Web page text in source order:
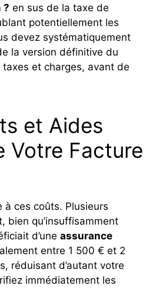
? en sus de la taxe de
potentiellement les
devez systématiquement
la version définitive du
et charges, avant de
et Aides
Votre Facture
à ces coûts. Plusieurs
bien qu’insuffisamment
d’une assurance
entre 1 500 € et 2
réduisant d’autant votre
immédiatement les